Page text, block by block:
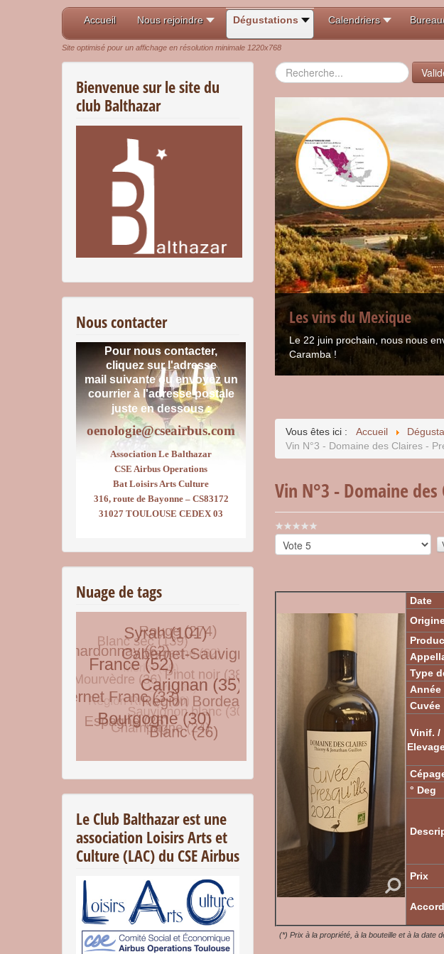
Accueil Nous rejoindre Dégustations Calendriers
Site optimisé pour un affichage en résolution minimale 1220x768
Bienvenue sur le site du
club Balthazar
Nous contacter
Pour nous contacter,
cliquez sur l'adresse
mail suivante ou envoyez un
courrierà l'adresse postale
juste en dessous :
oenologie@cseairbus.com
Association Le Balthazar
CSE Airbus Operations
Bat Loisirs Arts Culture
316, route de Bayonne – CS83172
31027 TOULOUSE CEDEX 03
Nuage de tags
Le Club Balthazar est une
association Loisirs Arts et
Culture (LAC) du CSE Airbus
Rechercher
Les vins du Mexique
Le 22 juin prochain, nous nous
Caramba !
Vous êtes ici : Accueil
Vin N°3 - Domaine des Claires -
Vin N°3 - Domaine des
Vote
utilisateur:
Veuillez
voter
Date
Type
Année
Cuvée
Vinif. /
° Deg
Prix
(*) Prix à la propriété, à la bouteille et à la date